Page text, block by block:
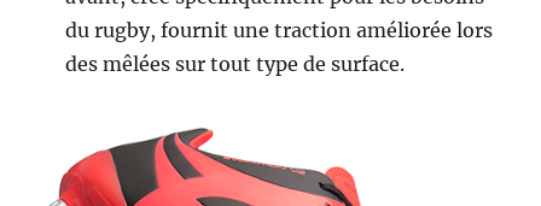
du rugby, fournit une traction améliorée lors
des mêlées sur tout type de surface.